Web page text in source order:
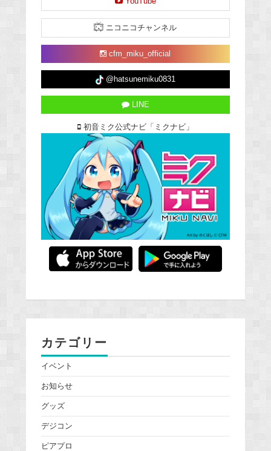
ニコニコチャンネル
cfm_miku_official
@hatsunemiku0831
LINE
初音ミク公式ナビ「ミクナビ」
カテゴリー
イベント
お知らせ
グッズ
デジコン
ピアプロ